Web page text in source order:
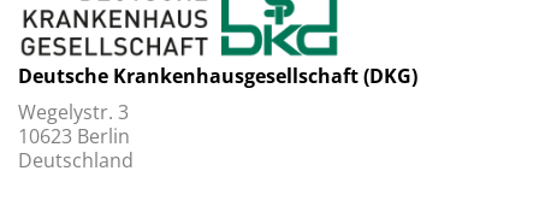
Deutsche Krankenhausgesellschaft (DKG)
Wegelystr. 3
10623 Berlin
Deutschland